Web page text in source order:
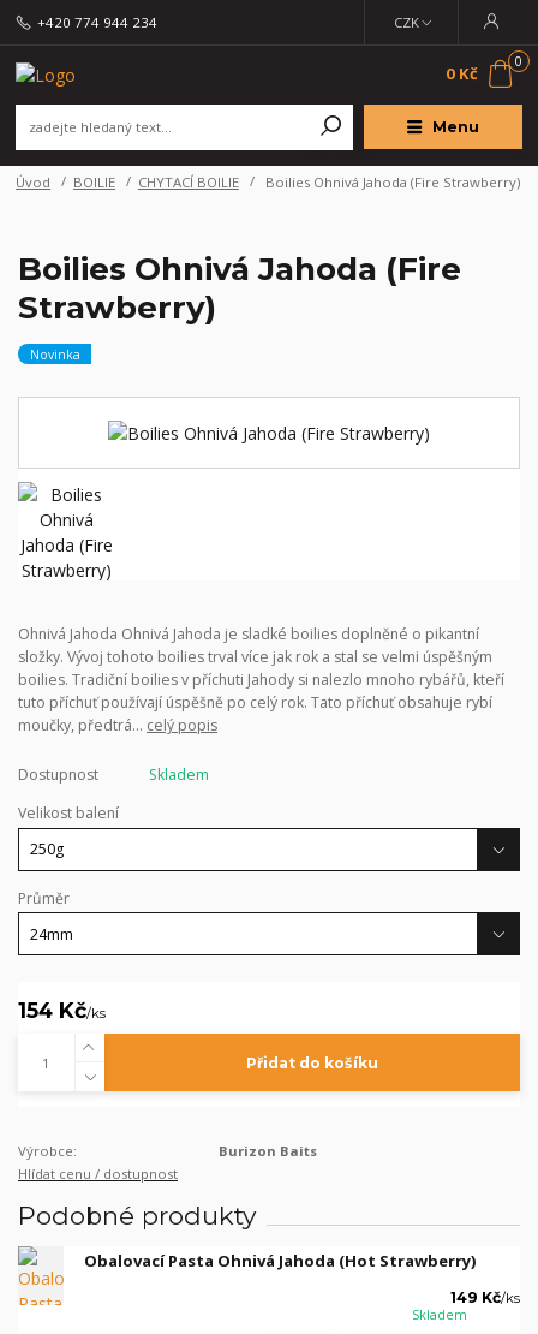
Menu
CZK
+420 774 944 234
0
0 Kč
Úvod BOILIE CHYTACÍ BOILIE Boilies Ohnivá Jahoda (Fire Strawberry)
Boilies Ohnivá Jahoda (Fire
Strawberry)
Novinka
Ohnivá Jahoda Ohnivá Jahoda je sladké boilies doplněné o pikantní
složky. Vývoj tohoto boilies trval více jak rok a stal se velmi úspěšným
boilies. Tradiční boilies v příchuti Jahody si nalezlo mnoho rybářů, kteří
tuto příchuť používají úspěšně po celý rok. Tato příchuť obsahuje rybí
moučky, předtrá... celý popis
Dostupnost
Skladem
Velikost balení
Průměr
154 Kč/ks
Přidat do košíku
Výrobce:
Burizon Baits
Hlídat cenu / dostupnost
Podobné produkty
Obalovací Pasta Ohnivá Jahoda (Hot Strawberry)
149 Kč/ks
Skladem